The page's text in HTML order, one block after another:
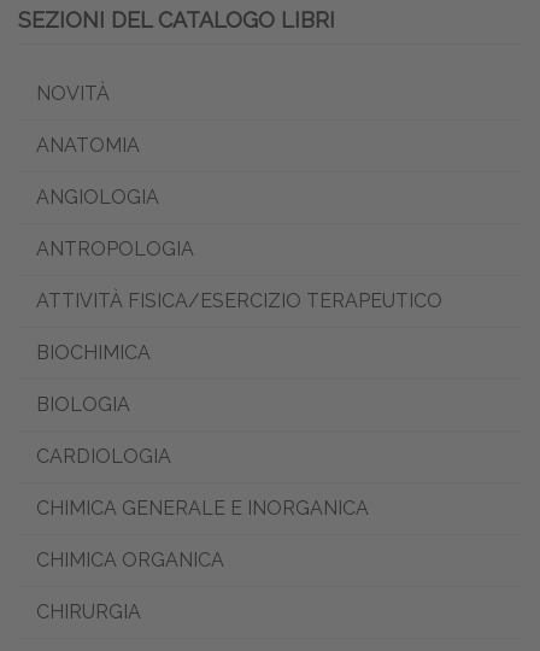
SEZIONI DEL CATALOGO LIBRI
NOVITÀ
ANATOMIA
ANGIOLOGIA
ANTROPOLOGIA
ATTIVITÀ FISICA/ESERCIZIO TERAPEUTICO
BIOCHIMICA
BIOLOGIA
CARDIOLOGIA
CHIMICA GENERALE E INORGANICA
CHIMICA ORGANICA
CHIRURGIA